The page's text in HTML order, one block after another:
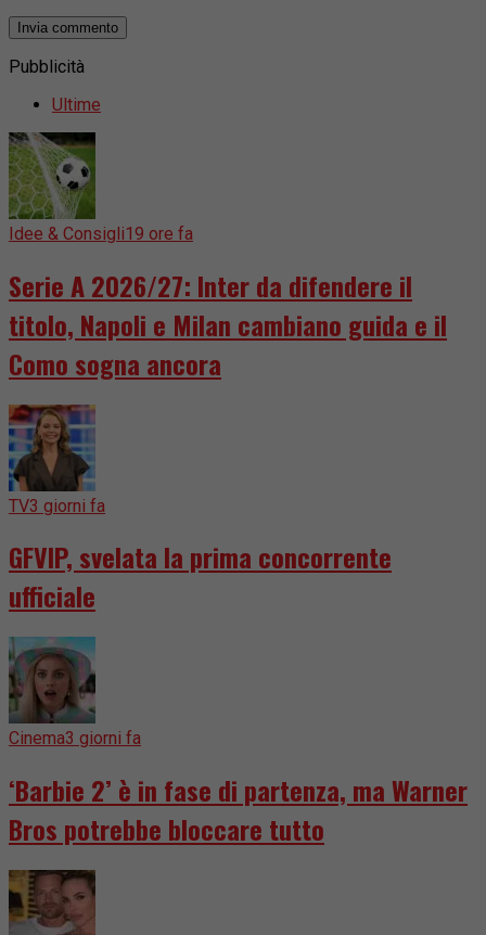
Pubblicità
Ultime
Idee & Consigli19 ore fa
Serie A 2026/27: Inter da difendere il
titolo, Napoli e Milan cambiano guida e il
Como sogna ancora
TV3 giorni fa
GFVIP, svelata la prima concorrente
ufficiale
Cinema3 giorni fa
‘Barbie 2’ è in fase di partenza, ma Warner
Bros potrebbe bloccare tutto